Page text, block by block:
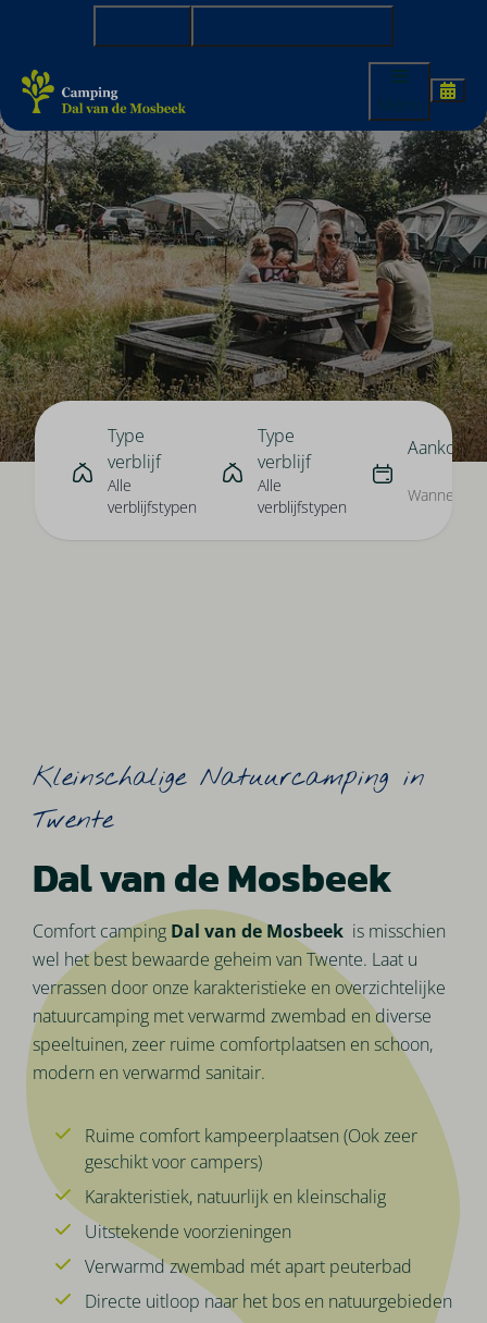
Menu
Type
verblijf
Alle
verblijfstypen
Type
verblijf
Alle
verblijfstypen
Aankomst
Wanneer?
Kleinschalige Natuurcamping in
Twente
Dal van de Mosbeek
Comfort camping Dal van de Mosbeek is misschien
wel het best bewaarde geheim van Twente. Laat u
verrassen door onze karakteristieke en overzichtelijke
natuurcamping met verwarmd zwembad en diverse
speeltuinen, zeer ruime comfortplaatsen en schoon,
modern en verwarmd sanitair.
Ruime comfort kampeerplaatsen (Ook zeer
geschikt voor campers)
Karakteristiek, natuurlijk en kleinschalig
Uitstekende voorzieningen
Verwarmd zwembad mét apart peuterbad
Directe uitloop naar het bos en natuurgebieden